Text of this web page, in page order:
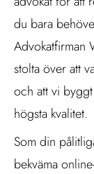
du bara
Advokatfirman
stolta över att
och att vi
högsta kvalitet.
Som din
bekväma